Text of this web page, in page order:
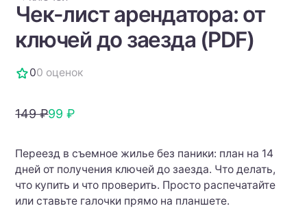
Чек-лист арендатора: от
ключей до заезда (PDF)
00 оценок
149 ₽99 ₽
Переезд в съемное жилье без паники: план на 14
дней от получения ключей до заезда. Что делать,
что купить и что проверить. Просто распечатайте
или ставьте галочки прямо на планшете.